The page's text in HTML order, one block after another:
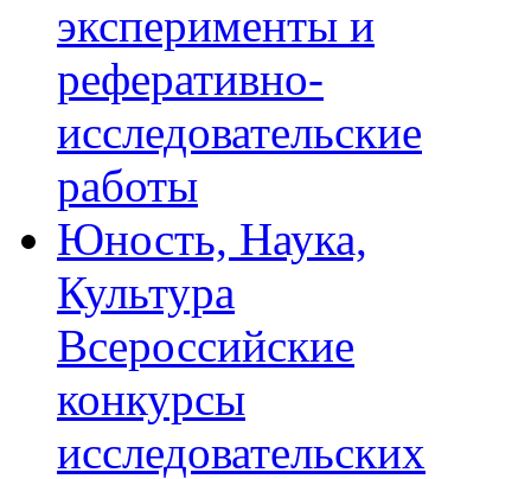
эксперименты и
реферативно-
исследовательские
работы
Юность, Наука,
Культура
Всероссийские
конкурсы
исследовательских